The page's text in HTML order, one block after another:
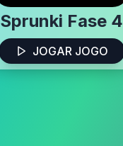
Sprunki Fase 4
JOGAR JOGO